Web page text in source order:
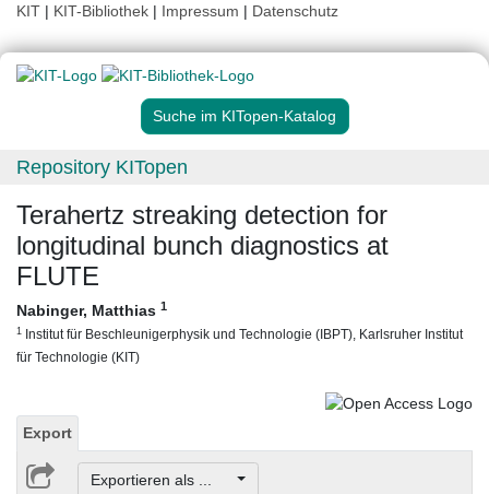
KIT | KIT-Bibliothek | Impressum | Datenschutz
Suche im KITopen-Katalog
Repository KITopen
Terahertz streaking detection for
longitudinal bunch diagnostics at
FLUTE
Nabinger, Matthias 1
1 Institut für Beschleunigerphysik und Technologie (IBPT), Karlsruher Institut
für Technologie (KIT)
Export
Exportieren als ...